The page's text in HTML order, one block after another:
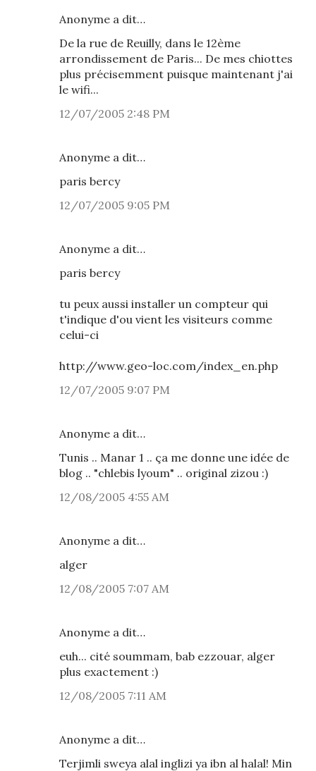
Anonyme a dit…
De la rue de Reuilly, dans le 12ème
arrondissement de Paris... De mes chiottes
plus précisemment puisque maintenant j'ai
le wifi...
12/07/2005 2:48 PM
Anonyme a dit…
paris bercy
12/07/2005 9:05 PM
Anonyme a dit…
paris bercy
tu peux aussi installer un compteur qui
t'indique d'ou vient les visiteurs comme
celui-ci
http://www.geo-loc.com/index_en.php
12/07/2005 9:07 PM
Anonyme a dit…
Tunis .. Manar 1 .. ça me donne une idée de
blog .. "chlebis lyoum" .. original zizou :)
12/08/2005 4:55 AM
Anonyme a dit…
alger
12/08/2005 7:07 AM
Anonyme a dit…
euh... cité soummam, bab ezzouar, alger
plus exactement :)
12/08/2005 7:11 AM
Anonyme a dit…
Terjimli sweya alal inglizi ya ibn al halal! Min